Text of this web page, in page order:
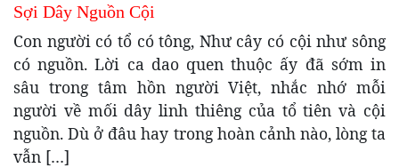
Sợi Dây Nguồn Cội
Con người có tổ có tông, Như cây có cội như sông
có nguồn. Lời ca dao quen thuộc ấy đã sớm in
sâu trong tâm hồn người Việt, nhắc nhớ mỗi
người về mối dây linh thiêng của tổ tiên và cội
nguồn. Dù ở đâu hay trong hoàn cảnh nào, lòng ta
vẫn […]